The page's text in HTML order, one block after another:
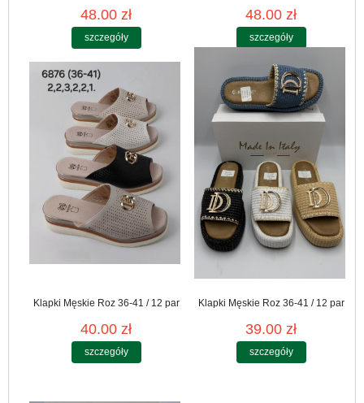
48.00 zł
szczegóły
48.00 zł
szczegóły
Klapki Męskie Roz 36-41 / 12 par
40.00 zł
szczegóły
Klapki Męskie Roz 36-41 / 12 par
39.00 zł
szczegóły